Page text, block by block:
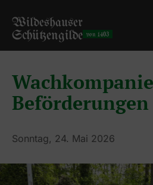
Wildeshauser
Schützengilde von 1403
Beförderungen
Sonntag, 24. Mai 2026